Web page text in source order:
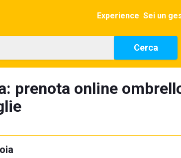
Experience Sei un
Cerca
prenota online